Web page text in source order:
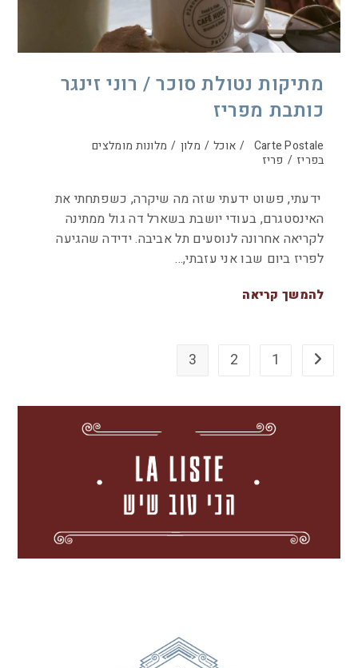
מתיקות נטולת סוכר / רוני זינגר
כותבת מפריז
Carte Postale
/ אוכל / מלון / מלונות מומלצים
בפריז / פריז
ידעתי, פשוט ידעתי שזה מה שיקרה, כשפתחתי את
האינסטגרם, בעודי יושבת בשארל דה גול ממתינה
לקריאה אחרונה לנוסעים תל אביבה. ידידה שהגיעה
לפריז ביום שבו אני עזבתי,…
להמשך קריאה
1
2
3